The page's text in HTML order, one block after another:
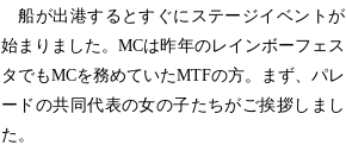
船が出港するとすぐにステージイベントが
始まりました。MCは昨年のレインボーフェス
タでもMCを務めていたMTFの方。まず、パレ
ードの共同代表の女の子たちがご挨拶しまし
た。